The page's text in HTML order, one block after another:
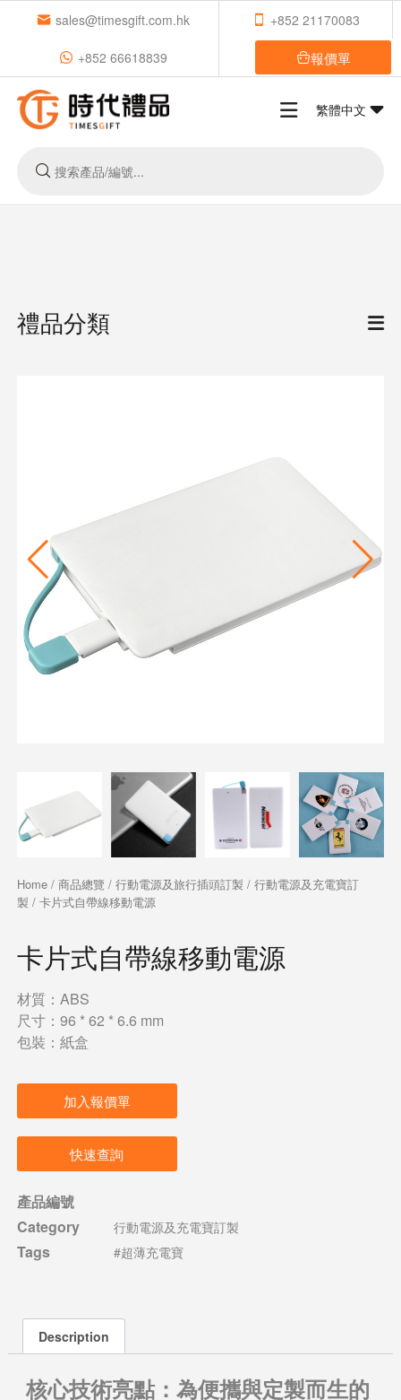
sales@timesgift.com.hk +852 21170083
+852 66618839 報價單
繁體中文
禮品分類
Home/ 商品總覽 / 行動電源及旅行插頭訂製 / 行動電源及充電寶訂
製 / 卡片式自帶線移動電源
卡片式自帶線移動電源
材質：ABS
尺寸：96 * 62 * 6.6 mm
包裝：紙盒
加入報價單
快速查詢
產品編號
Category
行動電源及充電寶訂製
Tags #超薄充電寶
Description
核心技術亮點：為便攜與定製而生的